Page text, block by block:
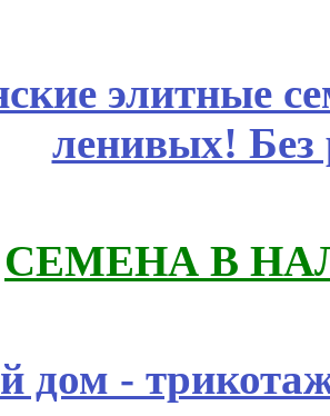
элитные
ленивых!
СЕМЕНА В
дом -